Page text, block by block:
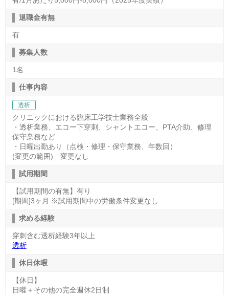
退職金有無
有
募集人数
1名
仕事内容
透析
クリニックにおける臨床工学技士業務全般
・透析業務、エコー下穿刺、シャントエコー、PTA介助、修理
保守業務など
・日曜出勤あり（点検・修理・保守業務、年数回）
(変更の範囲) 変更なし
試用期間
【試用期間の有無】有り
[期間]3ヶ月 ※試用期間中の労働条件変更なし
求める経験
穿刺含む透析経験3年以上
透析
休日休暇
【休日】
日曜＋その他の完全週休2日制